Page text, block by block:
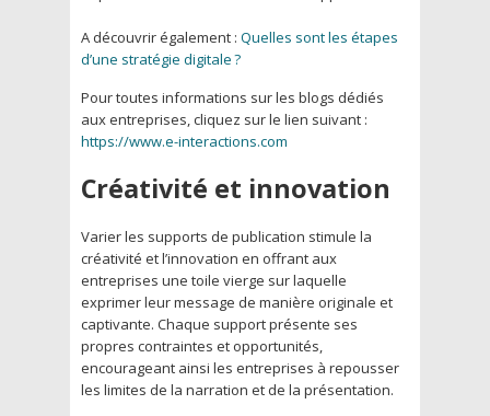
A découvrir également : Quelles sont les étapes
d’une stratégie digitale ?
Pour toutes informations sur les blogs dédiés
aux entreprises, cliquez sur le lien suivant :
https://www.e-interactions.com
Créativité et innovation
Varier les supports de publication stimule la
créativité et l’innovation en offrant aux
entreprises une toile vierge sur laquelle
exprimer leur message de manière originale et
captivante. Chaque support présente ses
propres contraintes et opportunités,
encourageant ainsi les entreprises à repousser
les limites de la narration et de la présentation.